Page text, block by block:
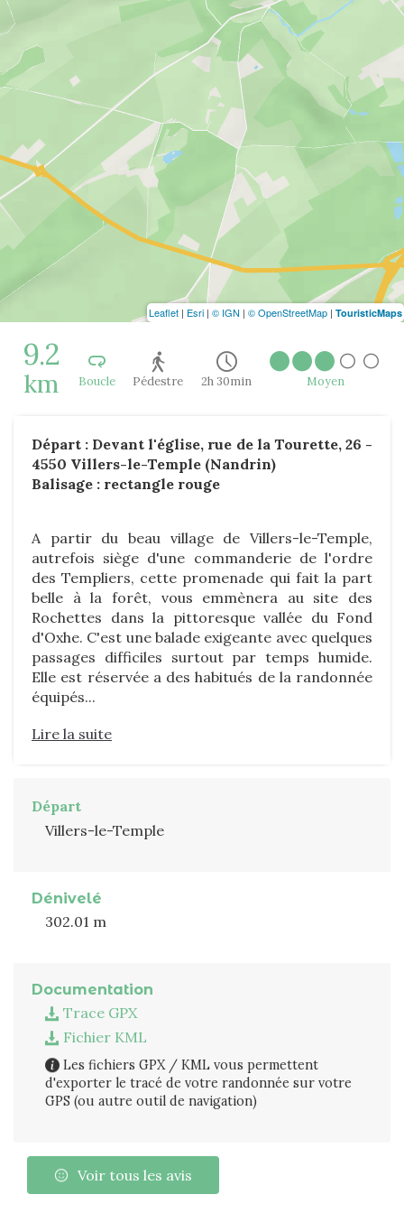
9.2
km Boucle Pédestre 2h 30min Moyen
Départ : Devant l'église, rue de la Tourette, 26 -
4550 Villers-le-Temple (Nandrin)
Balisage : rectangle rouge
A partir du beau village de Villers-le-Temple,
autrefois siège d'une commanderie de l'ordre
des Templiers, cette promenade qui fait la part
belle à la forêt, vous emmènera au site des
Rochettes dans la pittoresque vallée du Fond
d'Oxhe. C'est une balade exigeante avec quelques
passages difficiles surtout par temps humide.
Elle est réservée a des habitués de la randonnée
équipés...
Lire la suite
Départ
Villers-le-Temple
Dénivelé
302.01 m
Documentation
Trace GPX
Fichier KML
Les fichiers GPX / KML vous permettent
d'exporter le tracé de votre randonnée sur votre
GPS (ou autre outil de navigation)
Voir tous les avis
Leaflet | Esri | © IGN | © OpenStreetMap | TouristicMaps